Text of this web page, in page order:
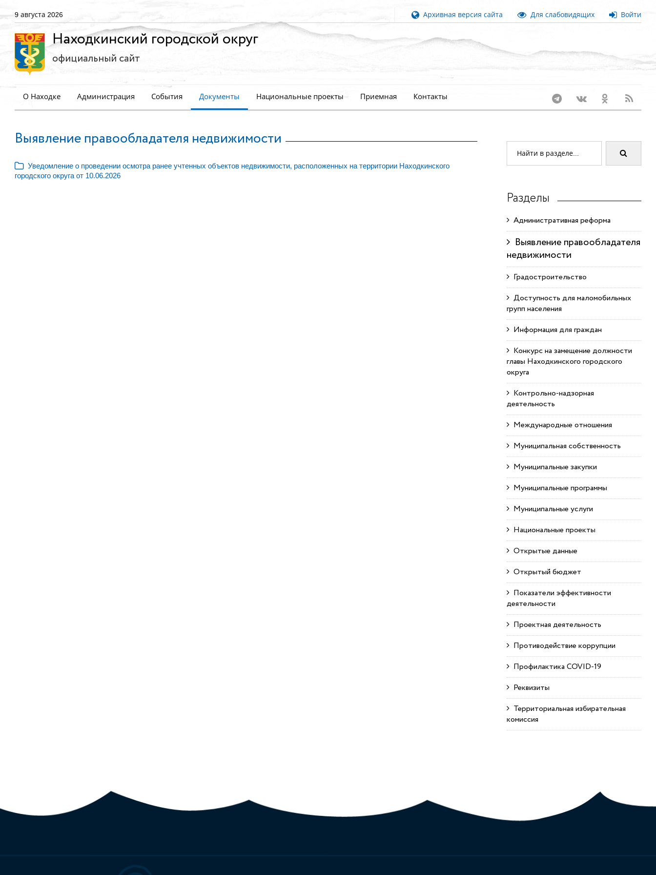
9 августа 2026 Архивная версия сайта Для слабовидящих Войти
Находкинский городской округ
официальный сайт
О Находке Администрация События Документы Национальные проекты Приемная Контакты
Выявление правообладателя недвижимости
Уведомление о проведении осмотра ранее учтенных объектов недвижимости, расположенных на территории Находкинского
городского округа от 10.06.2026
Разделы
Административная реформа
Выявление правообладателя
недвижимости
Градостроительство
Доступность для маломобильных
групп населения
Информация для граждан
Конкурс на замещение должности
главы Находкинского городского
округа
Контрольно-надзорная
деятельность
Международные отношения
Муниципальная собственность
Муниципальные закупки
Муниципальные программы
Муниципальные услуги
Национальные проекты
Открытые данные
Открытый бюджет
Показатели эффективности
деятельности
Проектная деятельность
Противодействие коррупции
Профилактика COVID-19
Реквизиты
Территориальная избирательная
комиссия